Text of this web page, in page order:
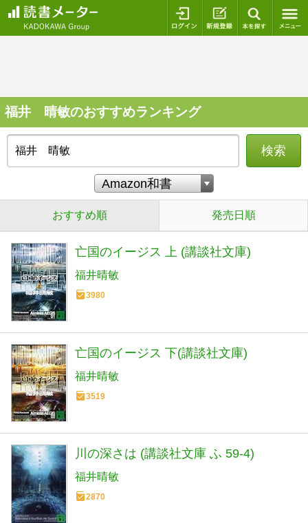
ログイン 新規登録
福井 晴敏のおすすめランキング
検索
おすすめ順 発売日順
亡国のイージス 上 (講談社文庫)
福井晴敏
3980
亡国のイージス 下(講談社文庫)
福井晴敏
3519
川の深さは (講談社文庫 ふ 59-4)
福井晴敏
2870